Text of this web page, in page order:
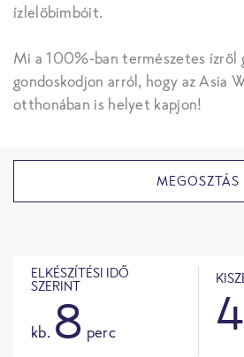
ízlelőbimbóit.
Mi a 100%-ban természetes ízről
gondoskodjon arról, hogy az Asia
otthonában is helyet kapjon!
MEGOSZTÁS
ELKÉSZÍTÉSI IDŐ
SZERINT
kb. 8 perc